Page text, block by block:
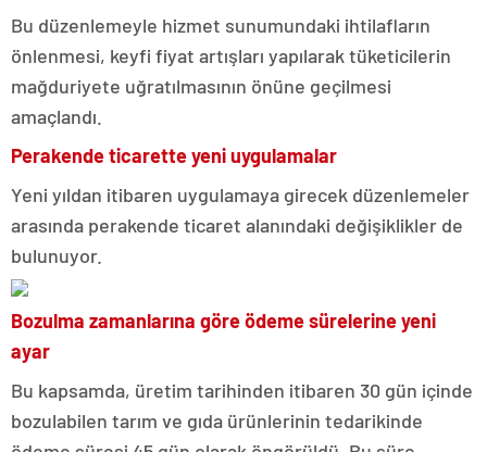
Bu düzenlemeyle hizmet sunumundaki ihtilafların
önlenmesi, keyfi fiyat artışları yapılarak tüketicilerin
mağduriyete uğratılmasının önüne geçilmesi
amaçlandı.
Perakende ticarette yeni uygulamalar
Yeni yıldan itibaren uygulamaya girecek düzenlemeler
arasında perakende ticaret alanındaki değişiklikler de
bulunuyor.
Bozulma zamanlarına göre ödeme sürelerine yeni
ayar
Bu kapsamda, üretim tarihinden itibaren 30 gün içinde
bozulabilen tarım ve gıda ürünlerinin tedarikinde